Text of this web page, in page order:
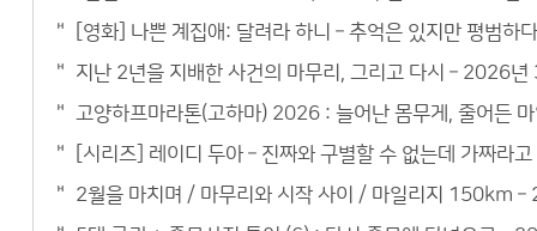
[영화] 나쁜 계집애: 달려라 하니 – 추억은 있지만 평범하다
지난 2년을 지배한 사건의 마무리, 그리고 다시 – 2026년
고양하프마라톤(고하마) 2026 : 늘어난 몸무게, 줄어든
[시리즈] 레이디 두아 – 진짜와 구별할 수 없는데 가짜라
2월을 마치며 / 마무리와 시작 사이 / 마일리지 150km